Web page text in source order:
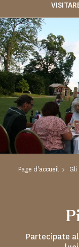
Page d'accueil Gli
Partecipate